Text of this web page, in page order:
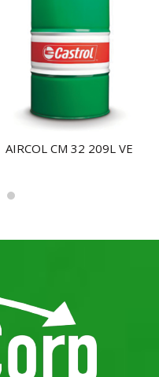
NHẬN BÁO GIÁ
AIRCOL CM 32 209L VE